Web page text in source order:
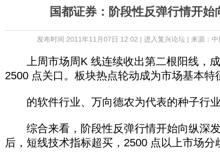
国都证券：阶段性反弹行情开始
发布时间:2011年11月07日 12:02 | 进入复兴论坛| 来源：
上周市场周K 线连续收出第二根阳线，成
2500 点关口。板块热点轮动成为市场基本特
的软件行业、万向德农为代表的种子行
综合来看，阶段性反弹行情开始向纵深
后，短线技术指标超买，2500 点以上市场分